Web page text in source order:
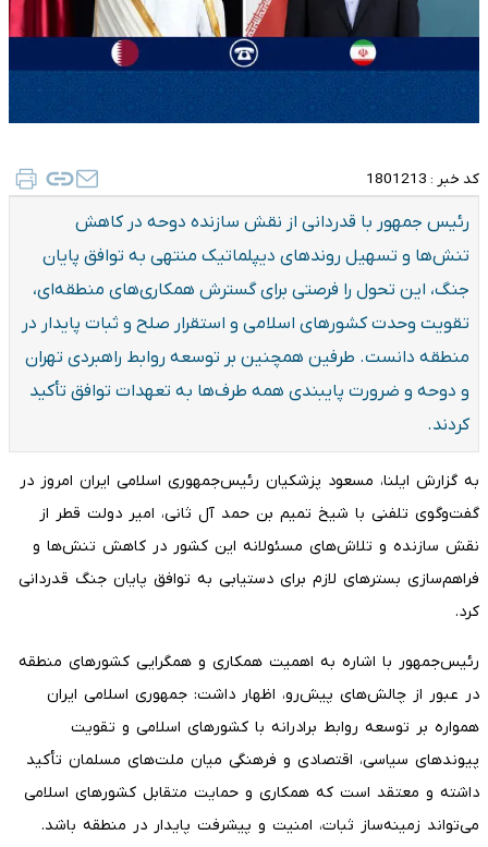
کد خبر : 1801213
رئیس جمهور با قدردانی از نقش سازنده دوحه در کاهش
تنش‌ها و تسهیل روندهای دیپلماتیک منتهی به توافق پایان
جنگ، این تحول را فرصتی برای گسترش همکاری‌های منطقه‌ای،
تقویت وحدت کشورهای اسلامی و استقرار صلح و ثبات پایدار در
منطقه دانست. طرفین همچنین بر توسعه روابط راهبردی تهران
و دوحه و ضرورت پایبندی همه طرف‌ها به تعهدات توافق تأکید
کردند.
به گزارش ایلنا، مسعود پزشکیان رئیس‌جمهوری اسلامی ایران امروز در
گفت‌وگوی تلفنی با شیخ تمیم بن حمد آل ثانی، امیر دولت قطر از
نقش سازنده و تلاش‌های مسئولانه این کشور در کاهش تنش‌ها و
فراهم‌سازی بسترهای لازم برای دستیابی به توافق پایان جنگ قدردانی
کرد.
رئیس‌جمهور با اشاره به اهمیت همکاری و همگرایی کشورهای منطقه
در عبور از چالش‌های پیش‌رو، اظهار داشت: جمهوری اسلامی ایران
همواره بر توسعه روابط برادرانه با کشورهای اسلامی و تقویت
پیوندهای سیاسی، اقتصادی و فرهنگی میان ملت‌های مسلمان تأکید
داشته و معتقد است که همکاری و حمایت متقابل کشورهای اسلامی
می‌تواند زمینه‌ساز ثبات، امنیت و پیشرفت پایدار در منطقه باشد.